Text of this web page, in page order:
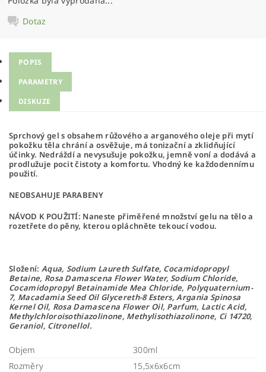
Dotaz
POPIS
PARAMETRY
DISKUZE
Sprchový gel s obsahem růžového a arganového oleje při mytí
pokožku těla chrání a osvěžuje, má tonizační a zklidňující
účinky. Nedráždí a nevysušuje pokožku, jemně voní a dodává a
prodlužuje pocit čistoty a komfortu. Vhodný ke každodennímu
použití.
NEOBSAHUJE PARABENY
NÁVOD K POUŽITÍ: Naneste přiměřené množství gelu na tělo a
rozetřete do pěny, kterou opláchněte tekoucí vodou.
Složení: Aqua, Sodium Laureth Sulfate, Cocamidopropyl
Betaine, Rosa Damascena Flower Water, Sodium Chloride,
Cocamidopropyl Betainamide Mea Chloride, Polyquaternium-
7, Macadamia Seed Oil Glycereth-8 Esters, Argania Spinosa
Kernel Oil, Rosa Damascena Flower Oil, Parfum, Lactic Acid,
Methylchloroisothiazolinone, Methylisothiazolinone, Ci 14720,
Geraniol, Citronellol.
Objem
300ml
Rozměry
15,5x6x6cm